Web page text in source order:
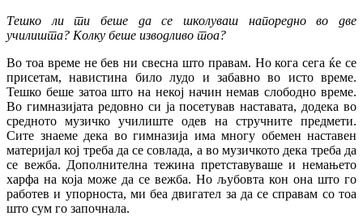
Тешко ли ти беше да се школуваш напоредно во две
училишта? Колку беше изводливо тоа?
Во тоа време не бев ни свесна што правам. Но кога сега ќе се
присетам, навистина било лудо и забавно во исто време.
Тешко беше затоа што на некој начин немав слободно време.
Во гимназијата редовно си ја посетував наставата, додека во
средното музичко училиште одев на стручните предмети.
Сите знаеме дека во гимназија има многу обемен наставен
материјал кој треба да се совлада, а во музичкото дека треба да
се вежба. Дополнителна тежина претставуваше и немањето
харфа на која може да се вежба. Но љубовта кон она што го
работев и упорноста, ми беа двигател за да се справам со тоа
што сум го започнала.